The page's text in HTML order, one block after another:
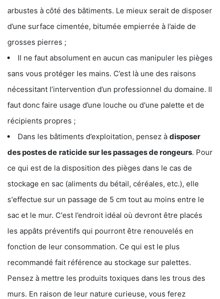
arbustes à côté des bâtiments. Le mieux serait de disposer
d’une surface cimentée, bitumée empierrée à l’aide de
grosses pierres ;
Il ne faut absolument en aucun cas manipuler les pièges
sans vous protéger les mains. C’est là une des raisons
nécessitant l’intervention d’un professionnel du domaine. Il
faut donc faire usage d’une louche ou d'une palette et de
récipients propres ;
Dans les bâtiments d’exploitation, pensez à disposer
des postes de raticide sur les passages de rongeurs. Pour
ce qui est de la disposition des pièges dans le cas de
stockage en sac (aliments du bétail, céréales, etc.), elle
s'effectue sur un passage de 5 cm tout au moins entre le
sac et le mur. C'est l’endroit idéal où devront être placés
les appâts préventifs qui pourront être renouvelés en
fonction de leur consommation. Ce qui est le plus
recommandé fait référence au stockage sur palettes.
Pensez à mettre les produits toxiques dans les trous des
murs. En raison de leur nature curieuse, vous ferez